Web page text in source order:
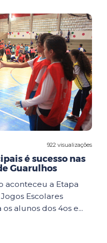
922 visualizações
é sucesso nas
Guarulhos
aconteceu a Etapa
Escolares
alunos dos 4os e...